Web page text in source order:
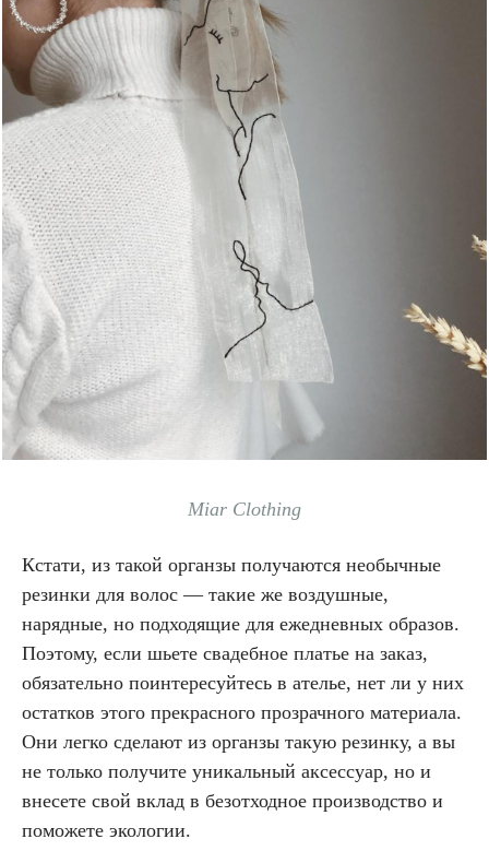
Miar Clothing
Кстати, из такой органзы получаются необычные
резинки для волос — такие же воздушные,
нарядные, но подходящие для ежедневных образов.
Поэтому, если шьете свадебное платье на заказ,
обязательно поинтересуйтесь в ателье, нет ли у них
остатков этого прекрасного прозрачного материала.
Они легко сделают из органзы такую резинку, а вы
не только получите уникальный аксессуар, но и
внесете свой вклад в безотходное производство и
поможете экологии.